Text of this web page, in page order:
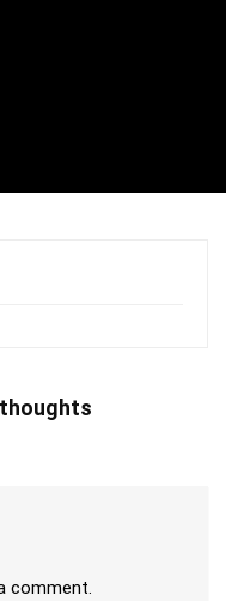
thoughts
comment.